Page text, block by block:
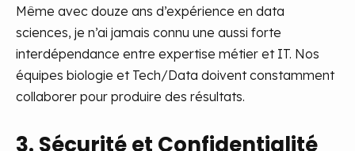
Même avec douze ans d’expérience en data
sciences, je n’ai jamais connu une aussi forte
interdépendance entre expertise métier et IT. Nos
équipes biologie et Tech/Data doivent constamment
collaborer pour produire des résultats.
3. Sécurité et Confidentialité